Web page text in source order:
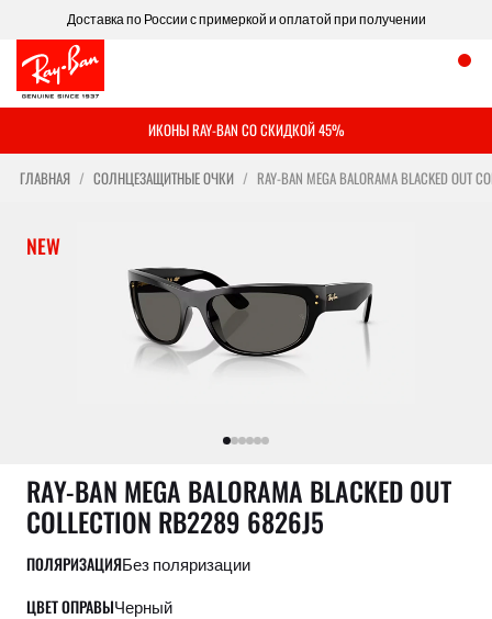
Доставка по России с примеркой и оплатой при получении
ИКОНЫ RAY-BAN СО СКИДКОЙ 45%
ГЛАВНАЯ СОЛНЦЕЗАЩИТНЫЕ ОЧКИ RAY-BAN MEGA BALORAMA BLACKED OUT
NEW
RAY-BAN MEGA BALORAMA BLACKED OUT
COLLECTION RB2289 6826J5
ПОЛЯРИЗАЦИЯБез поляризации
ЦВЕТ ОПРАВЫЧерный